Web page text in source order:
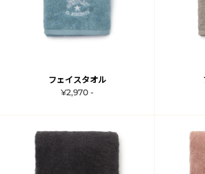
フェイスタオル
¥2,970 -